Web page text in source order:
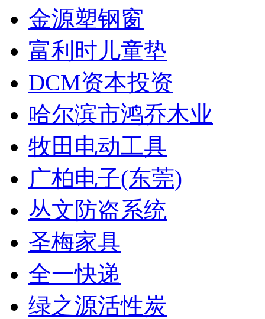
金源塑钢窗
富利时儿童垫
DCM资本投资
哈尔滨市鸿乔木业
牧田电动工具
广柏电子(东莞)
丛文防盗系统
圣梅家具
全一快递
绿之源活性炭